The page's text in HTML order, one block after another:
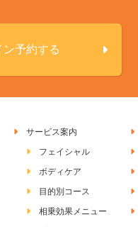
ン予約する
サービス案内
フェイシャル
ボディケア
目的別コース
相乗効果メニュー